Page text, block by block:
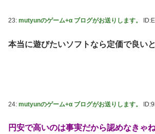
23: mutyunのゲーム+α ブログがお送りします。
本当に遊びたいソフトなら定価で良い
24: mutyunのゲーム+α ブログがお送りします。
円安で高いのは事実だから認めなきゃ